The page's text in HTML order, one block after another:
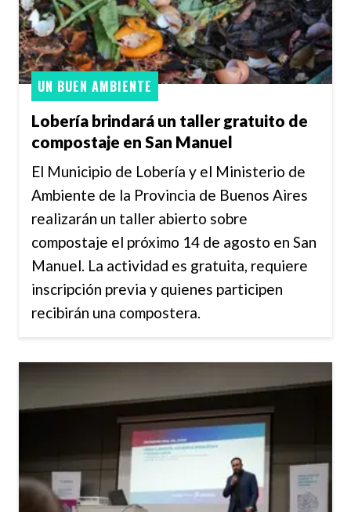
Lobería brindará un taller gratuito de
compostaje en San Manuel
UN BUEN AMBIENTE
El Municipio de Lobería y el Ministerio de
Ambiente de la Provincia de Buenos Aires
realizarán un taller abierto sobre
compostaje el próximo 14 de agosto en San
Manuel. La actividad es gratuita, requiere
inscripción previa y quienes participen
recibirán una compostera.